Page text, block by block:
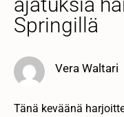
Springillä
Vera Waltari
Tänä keväänä